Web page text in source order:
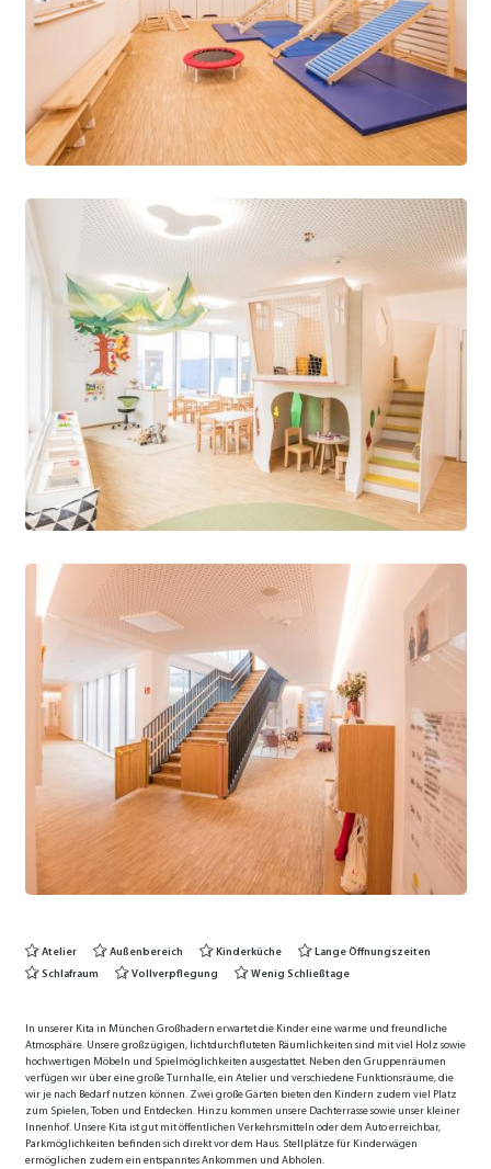
Atelier Außenbereich Kinderküche
Lange Öffnungszeiten
Schlafraum
Vollverpflegung Wenig Schließtage
In unserer Kita in München Großhadern erwartet die Kinder eine warme und freundliche
Atmosphäre. Unsere großzügigen, lichtdurchfluteten Räumlichkeiten sind mit viel Holz sowie
hochwertigen Möbeln und Spielmöglichkeiten ausgestattet. Neben den Gruppenräumen
verfügen wir über eine große Turnhalle, ein Atelier und verschiedene Funktionsräume, die
wir je nach Bedarf nutzen können. Zwei große Gärten bieten den Kindern zudem viel Platz
zum Spielen, Toben und Entdecken. Hinzu kommen unsere Dachterrasse sowie unser kleiner
Innenhof. Unsere Kita ist gut mit öffentlichen Verkehrsmitteln oder dem Auto erreichbar,
Parkmöglichkeiten befinden sich direkt vor dem Haus. Stellplätze für Kinderwägen
ermöglichen zudem ein entspanntes Ankommen und Abholen.